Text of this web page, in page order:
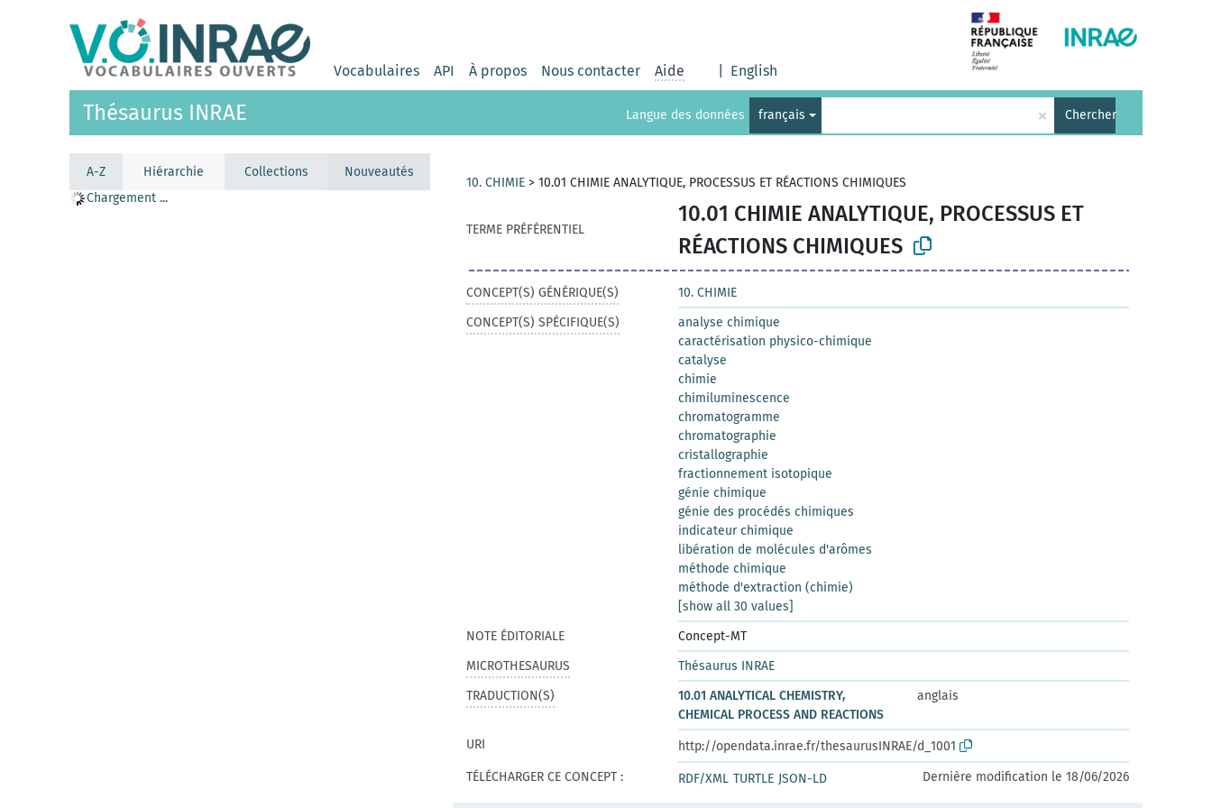
Vocabulaires API À propos Nous contacter Aide English
Thésaurus INRAE Langue des données français × Chercher
A-Z Hiérarchie Collections
Nouveautés
Chargement ...
10. CHIMIE > 10.01 CHIMIE ANALYTIQUE, PROCESSUS ET RÉACTIONS CHIMIQUES
TERME PRÉFÉRENTIEL
10.01 CHIMIE ANALYTIQUE, PROCESSUS ET
RÉACTIONS CHIMIQUES
CONCEPT(S) GÉNÉRIQUE(S)
10. CHIMIE
CONCEPT(S) SPÉCIFIQUE(S)
analyse chimique
caractérisation physico-chimique
catalyse
chimie
chimiluminescence
chromatogramme
chromatographie
cristallographie
fractionnement isotopique
génie chimique
génie des procédés chimiques
indicateur chimique
libération de molécules d'arômes
méthode chimique
méthode d'extraction (chimie)
[show all 30 values]
NOTE ÉDITORIALE
Concept-MT
MICROTHESAURUS
Thésaurus INRAE
TRADUCTION(S)
10.01 ANALYTICAL CHEMISTRY,
CHEMICAL PROCESS AND REACTIONS
anglais
URI
http://opendata.inrae.fr/thesaurusINRAE/d_1001
TÉLÉCHARGER CE CONCEPT :
RDF/XML TURTLE JSON-LD Dernière modification le 18/06/2026